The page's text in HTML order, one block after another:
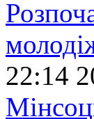
22:14